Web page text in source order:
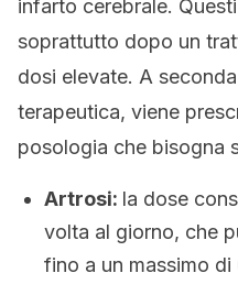
infarto cerebrale.
soprattutto dopo un
dosi elevate. A
terapeutica, viene
posologia che bisogna
Artrosi: la dose
volta al giorno, che
fino a un massimo